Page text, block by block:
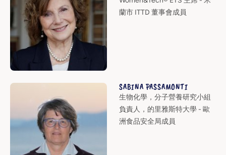
蘭市 ITTD 董事會成員
SABINA PASSAMONTI
生物化學，分子營養研究小組
負責人，的里雅斯特大學 - 歐
洲食品安全局成員